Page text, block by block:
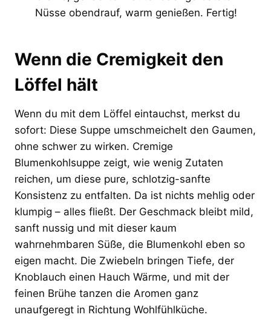
Nüsse obendrauf, warm genießen. Fertig!
Wenn die Cremigkeit den
Löffel hält
Wenn du mit dem Löffel eintauchst, merkst du
sofort: Diese Suppe umschmeichelt den Gaumen,
ohne schwer zu wirken. Cremige
Blumenkohlsuppe zeigt, wie wenig Zutaten
reichen, um diese pure, schlotzig-sanfte
Konsistenz zu entfalten. Da ist nichts mehlig oder
klumpig – alles fließt. Der Geschmack bleibt mild,
sanft nussig und mit dieser kaum
wahrnehmbaren Süße, die Blumenkohl eben so
eigen macht. Die Zwiebeln bringen Tiefe, der
Knoblauch einen Hauch Wärme, und mit der
feinen Brühe tanzen die Aromen ganz
unaufgeregt in Richtung Wohlfühlküche.